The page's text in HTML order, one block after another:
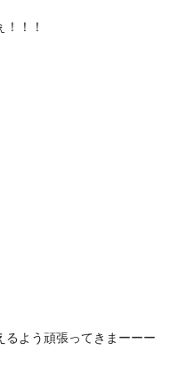
！！
るよう頑張ってきまーーー